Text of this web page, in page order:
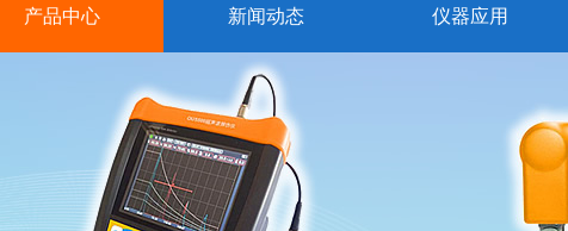
产品中心 新闻动态 仪器应用